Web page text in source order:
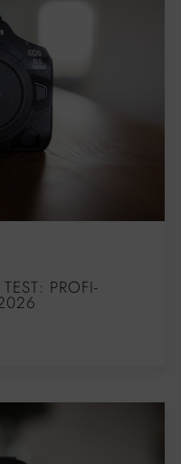
PROFI-